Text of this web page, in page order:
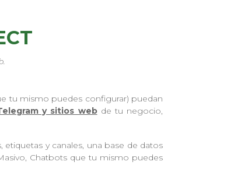
tu mismo puedes configurar) puedan
y sitios webde tu negocio,
y canales, una base de datos
Chatbots que tu mismo puedes